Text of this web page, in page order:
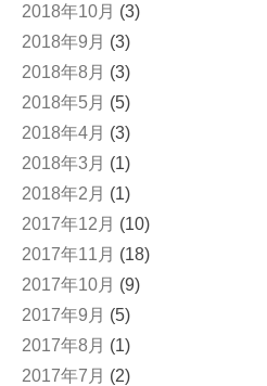
2018年10月 (3)
2018年9月 (3)
2018年8月 (3)
2018年5月 (5)
2018年4月 (3)
2018年3月 (1)
2018年2月 (1)
2017年12月 (10)
2017年11月 (18)
2017年10月 (9)
2017年9月 (5)
2017年8月 (1)
2017年7月 (2)